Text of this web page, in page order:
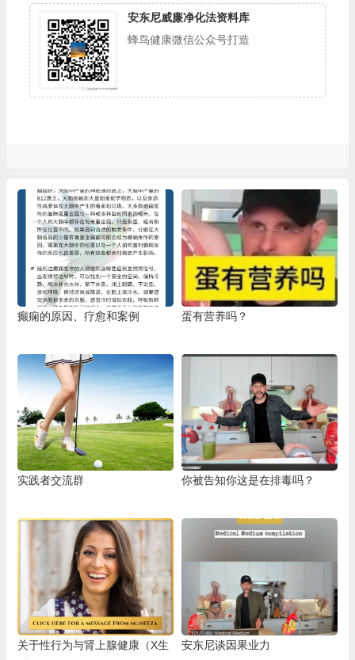
安东尼威廉净化法资料库
蜂鸟健康微信公众号打造
癫痫的原因、疗愈和案例 蛋有营养吗？
实践者交流群 你被告知你这是在排毒吗？
关于性行为与肾上腺健康（X生
安东尼谈因果业力